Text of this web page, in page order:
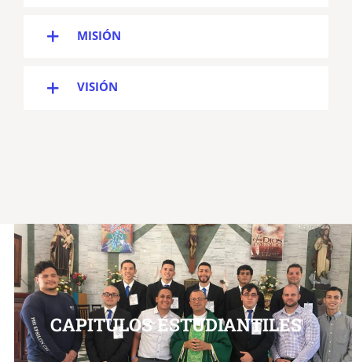
MISIÓN
VISIÓN
CAPITULOS ESTUDIANTILES